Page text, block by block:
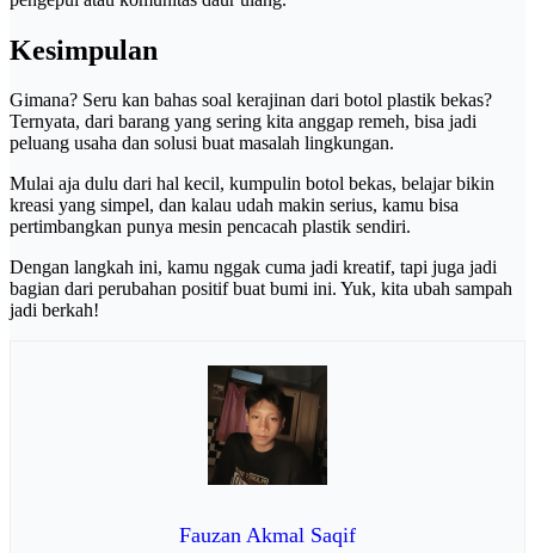
Kesimpulan
Gimana? Seru kan bahas soal kerajinan dari botol plastik bekas?
Ternyata, dari barang yang sering kita anggap remeh, bisa jadi
peluang usaha dan solusi buat masalah lingkungan.
Mulai aja dulu dari hal kecil, kumpulin botol bekas, belajar bikin
kreasi yang simpel, dan kalau udah makin serius, kamu bisa
pertimbangkan punya mesin pencacah plastik sendiri.
Dengan langkah ini, kamu nggak cuma jadi kreatif, tapi juga jadi
bagian dari perubahan positif buat bumi ini. Yuk, kita ubah sampah
jadi berkah!
Fauzan Akmal Saqif